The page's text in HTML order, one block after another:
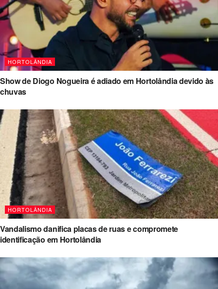
HORTOLÂNDIA
Show de Diogo Nogueira é adiado em Hortolândia devido às
chuvas
HORTOLÂNDIA
Vandalismo danifica placas de ruas e compromete
identificação em Hortolândia